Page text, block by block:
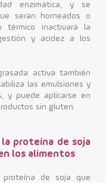
enzimática, y se
serán horneados o
inactivará la
y acidez a los
activa también
las emulsiones y
y puede aplicarse en
sin gluten.
la proteína de soja
los alimentos
proteína de soja que